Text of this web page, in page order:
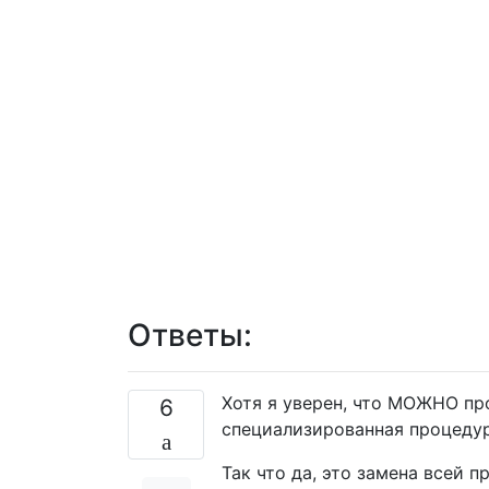
Ответы:
6
Хотя я уверен, что МОЖНО
специализированная
Так что да, это замена всей